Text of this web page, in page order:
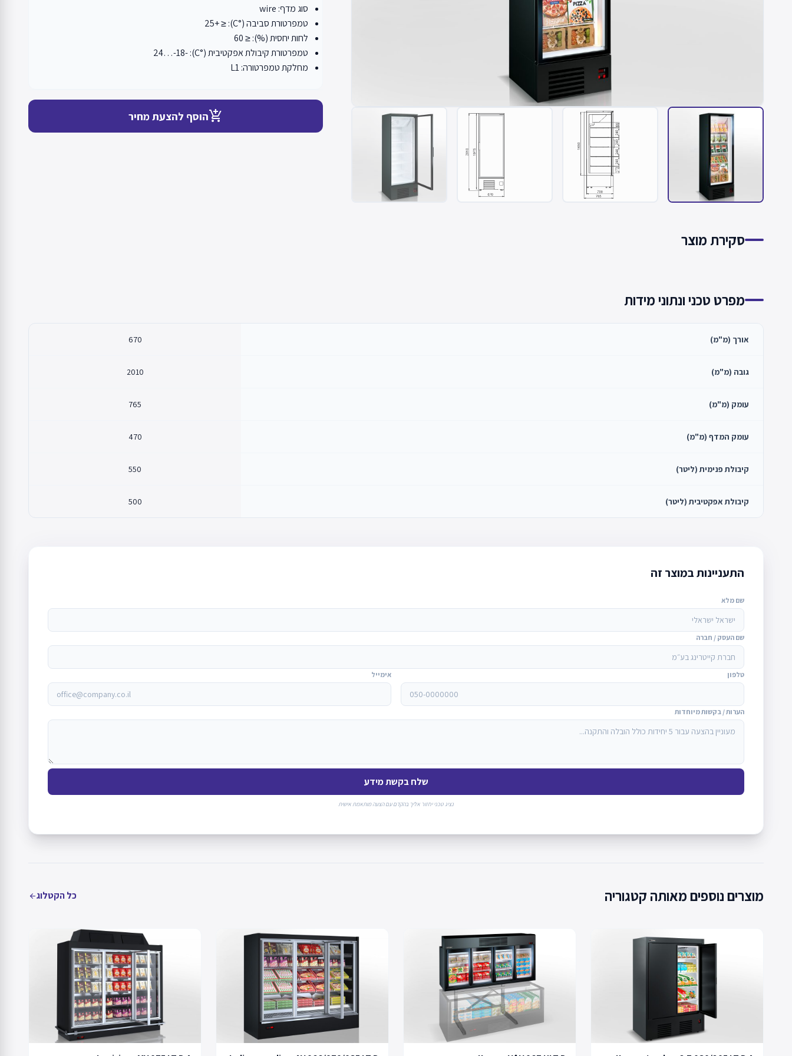
סוג מדף: wire
טמפרטורת סביבה (°C): ≤ +25
לחות יחסית (%): ≤ 60
טמפרטורת קיבולת אפקטיבית (°C): -24…-18
מחלקת טמפרטורה: L1
add_shopping_cartהוסף להצעת מחיר
סקירת מוצר
מפרט טכני ונתוני מידות
אורך (מ"מ) 670
גובה (מ"מ) 2010
עומק (מ"מ) 765
עומק המדף (מ"מ) 470
קיבולת פנימית (ליטר) 550
קיבולת אפקטיבית (ליטר) 500
התעניינות במוצר זה
שם מלא
שם העסק / חברה
טלפון אימייל
הערות / בקשות מיוחדות
שלח בקשת מידע
נציג טכני יחזור אליך בהקדם עם הצעה מותאמת אישית
מוצרים נוספים מאותה קטגוריה כל הקטלוגarrow_back